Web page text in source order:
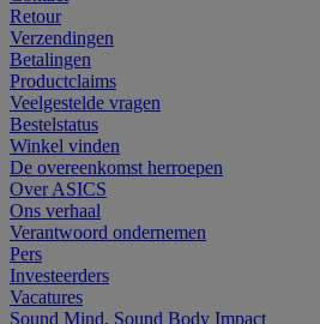
Retour
Verzendingen
Betalingen
Productclaims
Veelgestelde vragen
Bestelstatus
Winkel vinden
De overeenkomst herroepen
Over ASICS
Ons verhaal
Verantwoord ondernemen
Pers
Investeerders
Vacatures
Sound Mind, Sound Body Impact